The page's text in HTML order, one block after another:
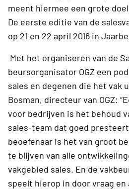
meent hiermee een grote
De eerste editie van de
op 21 en 22 april 2016 in
Met het organiseren van de
beursorganisator OGZ een
sales en degenen die het vak
Bosman, directeur van OGZ:
voor bedrijven is het behoud
sales-team dat goed
beoefenaar is het van groot
te blijven van alle
vakgebied sales. En de
speelt hierop in door vraag en